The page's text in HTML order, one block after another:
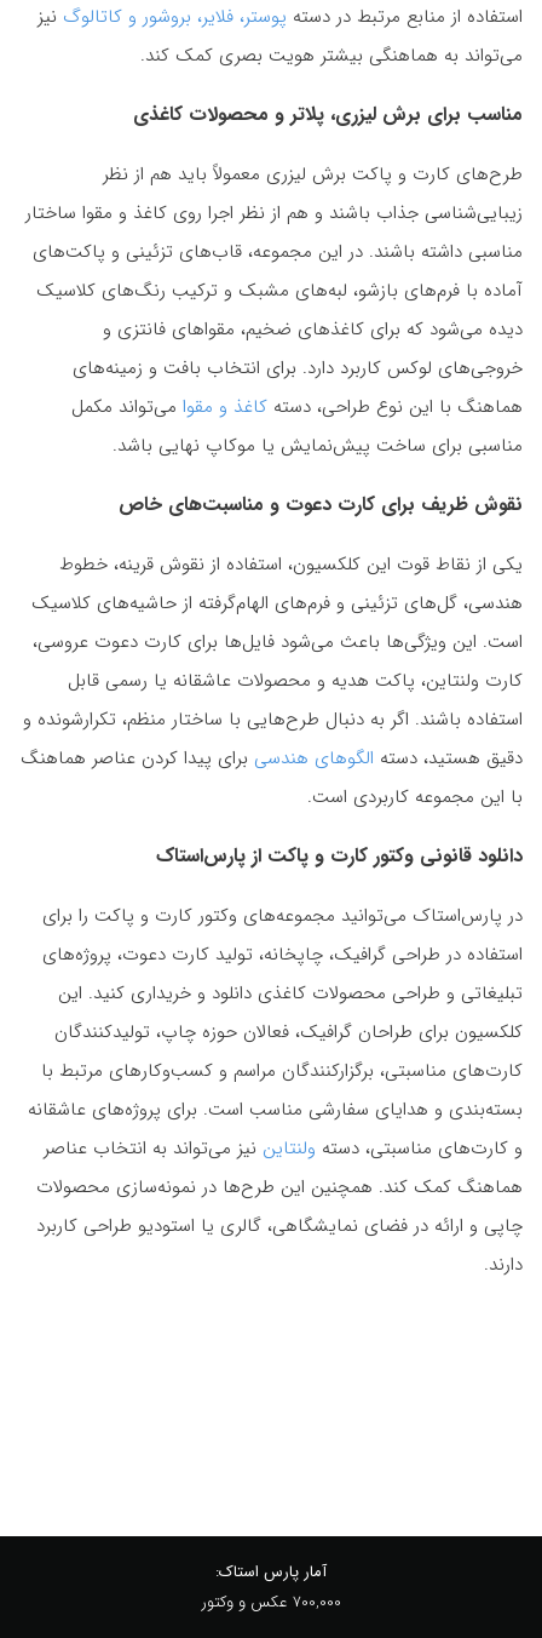
استفاده از منابع مرتبط در دسته پوستر، فلایر، بروشور و کاتالوگ نیز
می‌تواند به هماهنگی بیشتر هویت بصری کمک کند.
مناسب برای برش لیزری، پلاتر و محصولات کاغذی
طرح‌های کارت و پاکت برش لیزری معمولاً باید هم از نظر
زیبایی‌شناسی جذاب باشند و هم از نظر اجرا روی کاغذ و مقوا ساختار
مناسبی داشته باشند. در این مجموعه، قاب‌های تزئینی و پاکت‌های
آماده با فرم‌های بازشو، لبه‌های مشبک و ترکیب رنگ‌های کلاسیک
دیده می‌شود که برای کاغذهای ضخیم، مقواهای فانتزی و
خروجی‌های لوکس کاربرد دارد. برای انتخاب بافت و زمینه‌های
هماهنگ با این نوع طراحی، دسته کاغذ و مقوا می‌تواند مکمل
مناسبی برای ساخت پیش‌نمایش یا موکاپ نهایی باشد.
نقوش ظریف برای کارت دعوت و مناسبت‌های خاص
یکی از نقاط قوت این کلکسیون، استفاده از نقوش قرینه، خطوط
هندسی، گل‌های تزئینی و فرم‌های الهام‌گرفته از حاشیه‌های کلاسیک
است. این ویژگی‌ها باعث می‌شود فایل‌ها برای کارت دعوت عروسی،
کارت ولنتاین، پاکت هدیه و محصولات عاشقانه یا رسمی قابل
استفاده باشند. اگر به دنبال طرح‌هایی با ساختار منظم، تکرارشونده و
دقیق هستید، دسته الگوهای هندسی برای پیدا کردن عناصر هماهنگ
با این مجموعه کاربردی است.
دانلود قانونی وکتور کارت و پاکت از پارس‌استاک
در پارس‌استاک می‌توانید مجموعه‌های وکتور کارت و پاکت را برای
استفاده در طراحی گرافیک، چاپخانه، تولید کارت دعوت، پروژه‌های
تبلیغاتی و طراحی محصولات کاغذی دانلود و خریداری کنید. این
کلکسیون برای طراحان گرافیک، فعالان حوزه چاپ، تولیدکنندگان
کارت‌های مناسبتی، برگزارکنندگان مراسم و کسب‌وکارهای مرتبط با
بسته‌بندی و هدایای سفارشی مناسب است. برای پروژه‌های عاشقانه
و کارت‌های مناسبتی، دسته ولنتاین نیز می‌تواند به انتخاب عناصر
هماهنگ کمک کند. همچنین این طرح‌ها در نمونه‌سازی محصولات
چاپی و ارائه در فضای نمایشگاهی، گالری یا استودیو طراحی کاربرد
دارند.
آمار پارس استاک:
700,000 عکس و وکتور